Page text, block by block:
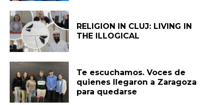
RELIGION IN CLUJ: LIVING IN
THE ILLOGICAL
Te escuchamos. Voces de
quienes llegaron a Zaragoza
para quedarse